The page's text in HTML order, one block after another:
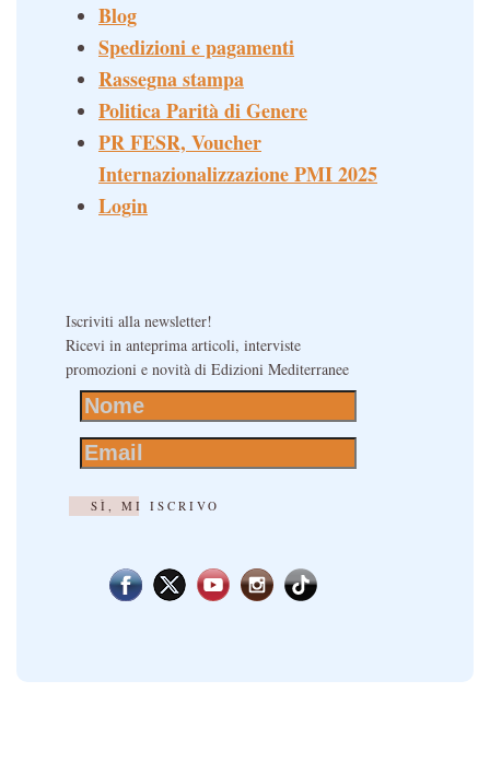
Blog
Spedizioni e pagamenti
Rassegna stampa
Politica Parità di Genere
PR FESR, Voucher
Internazionalizzazione PMI 2025
Login
Iscriviti alla newsletter!
Ricevi in anteprima articoli, interviste
promozioni e novità di Edizioni Mediterranee
SÌ, MI ISCRIVO